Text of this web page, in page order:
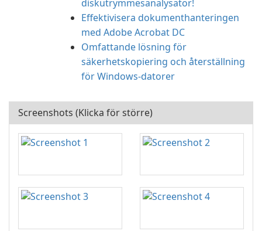
diskutrymmesanalysator!
Effektivisera dokumenthanteringen
med Adobe Acrobat DC
Omfattande lösning för
säkerhetskopiering och återställning
för Windows-datorer
Screenshots (Klicka för större)